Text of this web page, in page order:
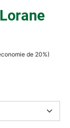
de 20%)